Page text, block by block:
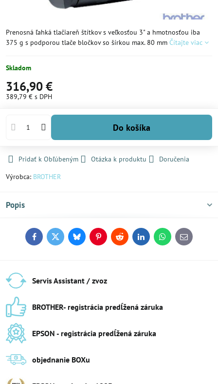
Prenosná ľahká tlačiareň štítkov s veľkosťou 3" a hmotnosťou iba
375 g s podporou tlače bločkov so šírkou max. 80 mm Čítajte viac
Skladom
316,90 €
389,79 € s DPH
Do košíka
Pridať k Obľúbeným Otázka k produktu
Doručenia
Výrobca: BROTHER
Popis
FacebookTwitterBlueskyPinterestReddit LinkedInWhatsApp
E-
mail
Servis Assistant / zvoz
BROTHER- registrácia predĺžená záruka
EPSON - registrácia predĺžená záruka
objednanie BOXu